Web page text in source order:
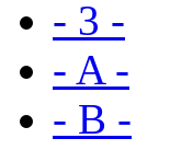
- 3 -
- A -
- B -